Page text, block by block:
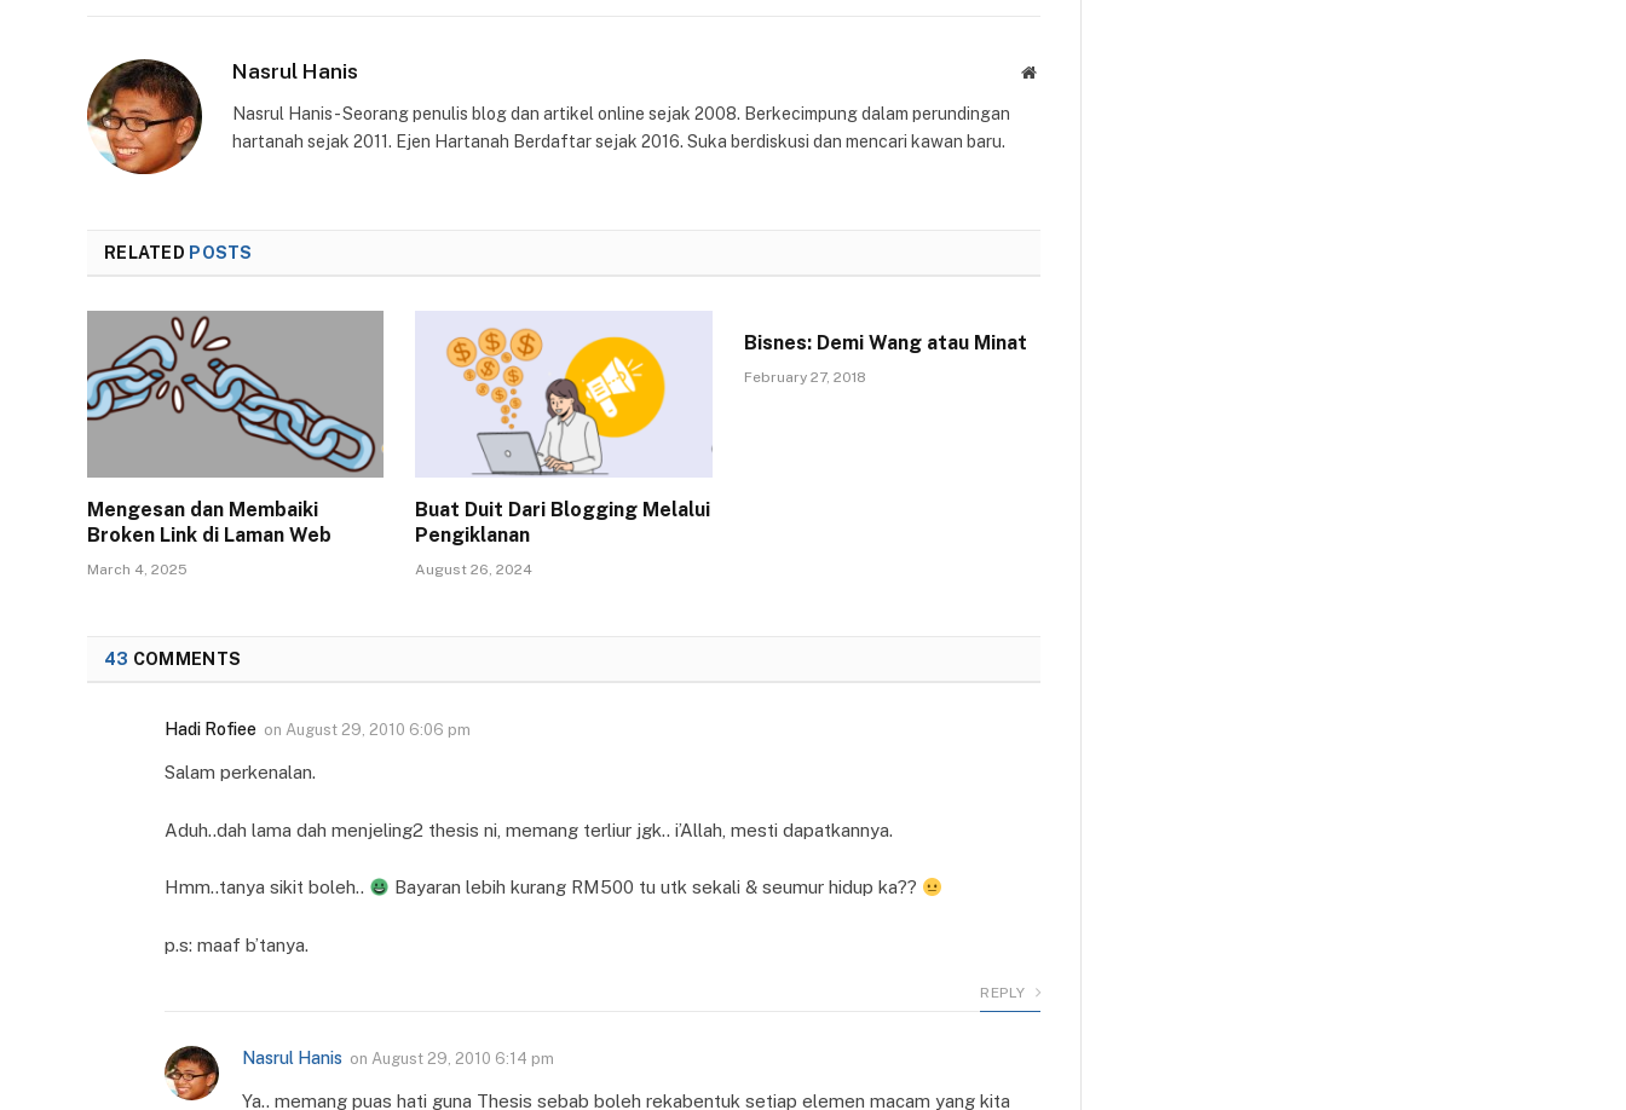
Nasrul Hanis Website
Nasrul Hanis - Seorang penulis blog dan artikel online sejak 2008. Berkecimpung dalam perundingan
hartanah sejak 2011. Ejen Hartanah Berdaftar sejak 2016. Suka berdiskusi dan mencari kawan baru.
RELATED POSTS
Mengesan dan Membaiki
Broken Link di Laman Web
March 4, 2025
Buat Duit Dari Blogging Melalui
Pengiklanan
August 26, 2024
Bisnes: Demi Wang atau Minat
February 27, 2018
43 COMMENTS
Hadi Rofiee on August 29, 2010 6:06 pm
Salam perkenalan.
Aduh..dah lama dah menjeling2 thesis ni, memang terliur jgk.. i’Allah, mesti dapatkannya.
Hmm..tanya sikit boleh.. Bayaran lebih kurang RM500 tu utk sekali & seumur hidup ka??
p.s: maaf b’tanya.
REPLY
Nasrul Hanis on August 29, 2010 6:14 pm
Ya.. memang puas hati guna Thesis sebab boleh rekabentuk setiap elemen macam yang kita